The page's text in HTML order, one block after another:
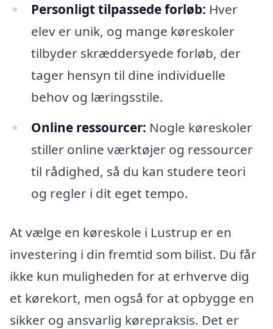
Personligt tilpassede forløb: Hver
elev er unik, og mange køreskoler
tilbyder skræddersyede forløb, der
tager hensyn til dine individuelle
behov og læringsstile.
Online ressourcer: Nogle køreskoler
stiller online værktøjer og ressourcer
til rådighed, så du kan studere teori
og regler i dit eget tempo.
At vælge en køreskole i Lustrup er en
investering i din fremtid som bilist. Du får
ikke kun muligheden for at erhverve dig
et kørekort, men også for at opbygge en
sikker og ansvarlig kørepraksis. Det er